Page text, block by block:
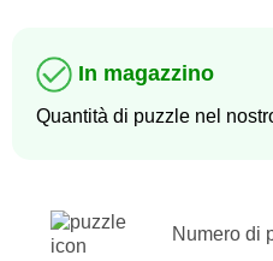
In magazzino
Quantità di puzzle nel
Numero di